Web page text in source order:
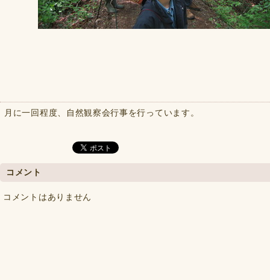
月に一回程度、自然観察会行事を行っています。
コメント
コメントはありません